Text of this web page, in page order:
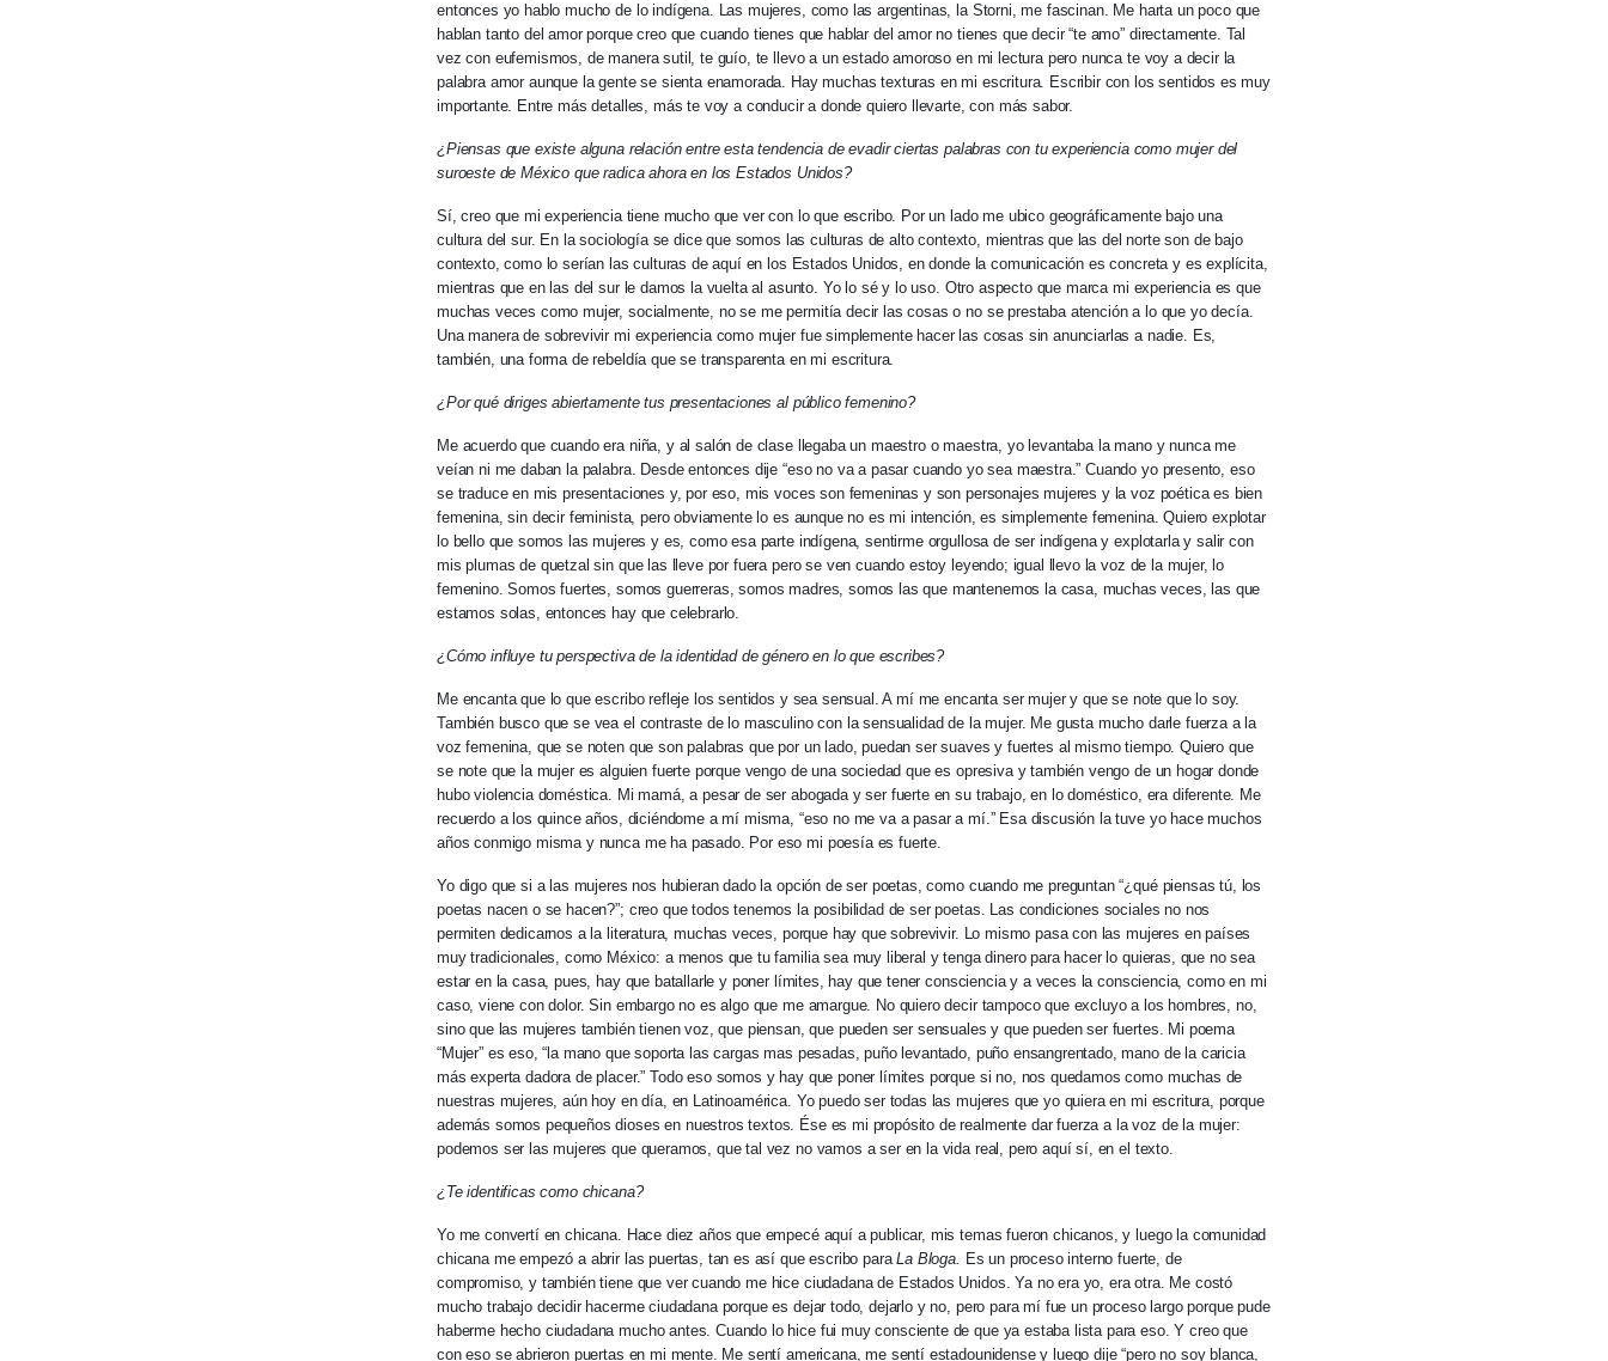
entonces yo hablo mucho de lo indígena. Las mujeres, como las argentinas, la Storni, me fascinan. Me harta un poco que
hablan tanto del amor porque creo que cuando tienes que hablar del amor no tienes que decir “te amo” directamente. Tal
vez con eufemismos, de manera sutil, te guío, te llevo a un estado amoroso en mi lectura pero nunca te voy a decir la
palabra amor aunque la gente se sienta enamorada. Hay muchas texturas en mi escritura. Escribir con los sentidos es muy
importante. Entre más detalles, más te voy a conducir a donde quiero llevarte, con más sabor.
¿Piensas que existe alguna relación entre esta tendencia de evadir ciertas palabras con tu experiencia como mujer del
suroeste de México que radica ahora en los Estados Unidos?
Sí, creo que mi experiencia tiene mucho que ver con lo que escribo. Por un lado me ubico geográficamente bajo una
cultura del sur. En la sociología se dice que somos las culturas de alto contexto, mientras que las del norte son de bajo
contexto, como lo serían las culturas de aquí en los Estados Unidos, en donde la comunicación es concreta y es explícita,
mientras que en las del sur le damos la vuelta al asunto. Yo lo sé y lo uso. Otro aspecto que marca mi experiencia es que
muchas veces como mujer, socialmente, no se me permitía decir las cosas o no se prestaba atención a lo que yo decía.
Una manera de sobrevivir mi experiencia como mujer fue simplemente hacer las cosas sin anunciarlas a nadie. Es,
también, una forma de rebeldía que se transparenta en mi escritura.
¿Por qué diriges abiertamente tus presentaciones al público femenino?
Me acuerdo que cuando era niña, y al salón de clase llegaba un maestro o maestra, yo levantaba la mano y nunca me
veían ni me daban la palabra. Desde entonces dije “eso no va a pasar cuando yo sea maestra.” Cuando yo presento, eso
se traduce en mis presentaciones y, por eso, mis voces son femeninas y son personajes mujeres y la voz poética es bien
femenina, sin decir feminista, pero obviamente lo es aunque no es mi intención, es simplemente femenina. Quiero explotar
lo bello que somos las mujeres y es, como esa parte indígena, sentirme orgullosa de ser indígena y explotarla y salir con
mis plumas de quetzal sin que las lleve por fuera pero se ven cuando estoy leyendo; igual llevo la voz de la mujer, lo
femenino. Somos fuertes, somos guerreras, somos madres, somos las que mantenemos la casa, muchas veces, las que
estamos solas, entonces hay que celebrarlo.
¿Cómo influye tu perspectiva de la identidad de género en lo que escribes?
Me encanta que lo que escribo refleje los sentidos y sea sensual. A mí me encanta ser mujer y que se note que lo soy.
También busco que se vea el contraste de lo masculino con la sensualidad de la mujer. Me gusta mucho darle fuerza a la
voz femenina, que se noten que son palabras que por un lado, puedan ser suaves y fuertes al mismo tiempo. Quiero que
se note que la mujer es alguien fuerte porque vengo de una sociedad que es opresiva y también vengo de un hogar donde
hubo violencia doméstica. Mi mamá, a pesar de ser abogada y ser fuerte en su trabajo, en lo doméstico, era diferente. Me
recuerdo a los quince años, diciéndome a mí misma, “eso no me va a pasar a mí.” Esa discusión la tuve yo hace muchos
años conmigo misma y nunca me ha pasado. Por eso mi poesía es fuerte.
Yo digo que si a las mujeres nos hubieran dado la opción de ser poetas, como cuando me preguntan “¿qué piensas tú, los
poetas nacen o se hacen?”; creo que todos tenemos la posibilidad de ser poetas. Las condiciones sociales no nos
permiten dedicarnos a la literatura, muchas veces, porque hay que sobrevivir. Lo mismo pasa con las mujeres en países
muy tradicionales, como México: a menos que tu familia sea muy liberal y tenga dinero para hacer lo quieras, que no sea
estar en la casa, pues, hay que batallarle y poner límites, hay que tener consciencia y a veces la consciencia, como en mi
caso, viene con dolor. Sin embargo no es algo que me amargue. No quiero decir tampoco que excluyo a los hombres, no,
sino que las mujeres también tienen voz, que piensan, que pueden ser sensuales y que pueden ser fuertes. Mi poema
“Mujer” es eso, “la mano que soporta las cargas mas pesadas, puño levantado, puño ensangrentado, mano de la caricia
más experta dadora de placer.” Todo eso somos y hay que poner límites porque si no, nos quedamos como muchas de
nuestras mujeres, aún hoy en día, en Latinoamérica. Yo puedo ser todas las mujeres que yo quiera en mi escritura, porque
además somos pequeños dioses en nuestros textos. Ése es mi propósito de realmente dar fuerza a la voz de la mujer:
podemos ser las mujeres que queramos, que tal vez no vamos a ser en la vida real, pero aquí sí, en el texto.
¿Te identificas como chicana?
Yo me convertí en chicana. Hace diez años que empecé aquí a publicar, mis temas fueron chicanos, y luego la comunidad
chicana me empezó a abrir las puertas, tan es así que escribo paraLa Bloga.
Es un proceso interno fuerte, de
compromiso, y también tiene que ver cuando me hice ciudadana de Estados Unidos. Ya no era yo, era otra. Me costó
mucho trabajo decidir hacerme ciudadana porque es dejar todo, dejarlo y no, pero para mí fue un proceso largo porque pude
haberme hecho ciudadana mucho antes. Cuando lo hice fui muy consciente de que ya estaba lista para eso. Y creo que
con eso se abrieron puertas en mi mente. Me sentí americana, me sentí estadounidense y luego dije “pero no soy blanca,